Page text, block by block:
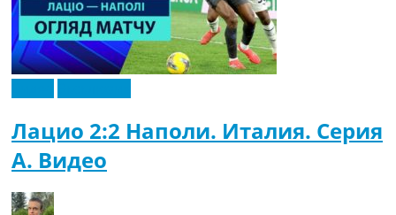
Лацио 2:2 Наполи. Италия. Серия
A. Видео